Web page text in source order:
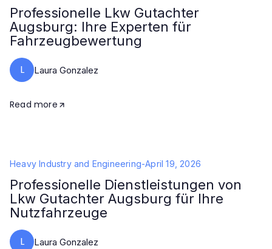
Professionelle Lkw Gutachter
Augsburg: Ihre Experten für
Fahrzeugbewertung
L Laura Gonzalez
Read more
Heavy Industry and Engineering-April 19, 2026
Professionelle Dienstleistungen von
Lkw Gutachter Augsburg für Ihre
Nutzfahrzeuge
L Laura Gonzalez